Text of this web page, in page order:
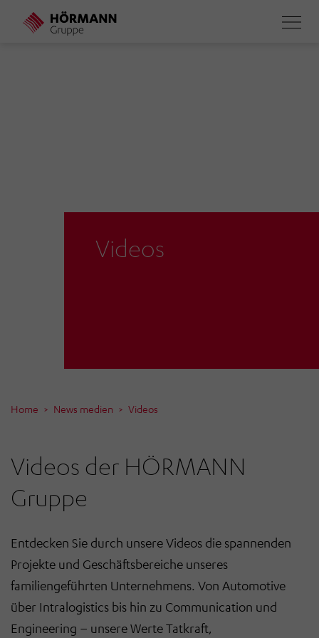
Direkt
Videos
Home News medien Videos
Videos der HÖRMANN
Gruppe
Entdecken Sie durch unsere Videos die spannenden
Projekte und Geschäftsbereiche unseres
familiengeführten Unternehmens. Von Automotive
über Intralogistics bis hin zu Communication und
Engineering – unsere Werte Tatkraft,